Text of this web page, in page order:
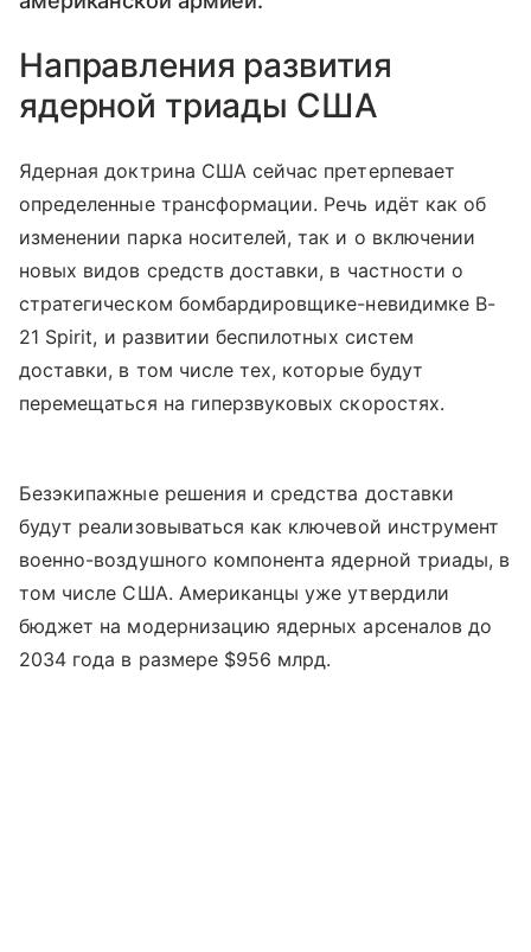
Направления развития
ядерной триады США
Ядерная доктрина США сейчас претерпевает
определенные трансформации. Речь идёт как об
изменении парка носителей, так и о включении
новых видов средств доставки, в частности о
стратегическом бомбардировщике-невидимке B-
21 Spirit, и развитии беспилотных систем
доставки, в том числе тех, которые будут
перемещаться на гиперзвуковых скоростях.
Безэкипажные решения и средства доставки
будут реализовываться как ключевой инструмент
военно-воздушного компонента ядерной триады, в
том числе США. Американцы уже утвердили
бюджет на модернизацию ядерных арсеналов до
2034 года в размере $956 млрд.